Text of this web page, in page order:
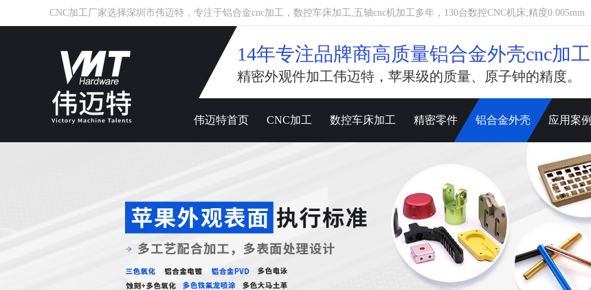
CNC加工厂家选择深圳市伟迈特，专注于铝合金cnc加工，数控车床加工,五轴cnc机加工多年，130台数控CNC机床,精度0.005mm
14年专注品牌商高质量铝合金外壳cnc加工
精密外观件加工伟迈特，苹果级的质量、原子钟的精度。
伟迈特首页 CNC加工 数控车床加工 精密零件 铝合金外壳 应用案例